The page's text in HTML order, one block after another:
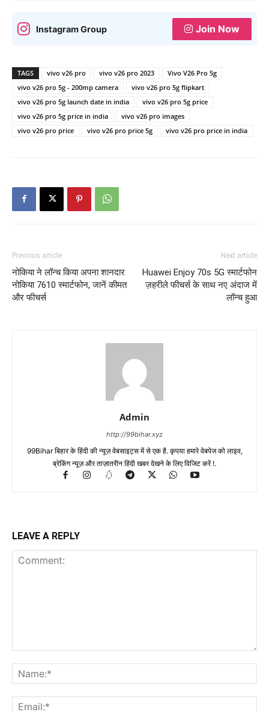
Instagram Group Join Now
TAGS vivo v26 pro vivo v26 pro 2023
Vivo V26 Pro 5g
vivo v26 pro 5g - 200mp camera
vivo v26 pro 5g flipkart
vivo v26 pro 5g launch date in india
vivo v26 pro 5g price
vivo v26 pro 5g price in india
vivo v26 pro images
vivo v26 pro price
vivo v26 pro price 5g vivo v26 pro price in india
Previous article
नोकिया ने लॉन्च किया अपना शानदार
नोकिया 7610 स्मार्टफोन, जानें कीमत
और फीचर्स
Next article
Huawei Enjoy 70s 5G स्मार्टफोन
ज़हरीले फीचर्स के साथ नए अंदाज में
लॉन्च हुआ
Admin
http://99bihar.xyz
99Bihar बिहार के हिंदी की न्यूज़ वेबसाइट्स में से एक है. कृपया हमारे वेबपेज को लाइव,
ब्रेकिंग न्यूज़ और ताज़ातरीन हिंदी खबर देखने के लिए विजिट करें !.
LEAVE A REPLY